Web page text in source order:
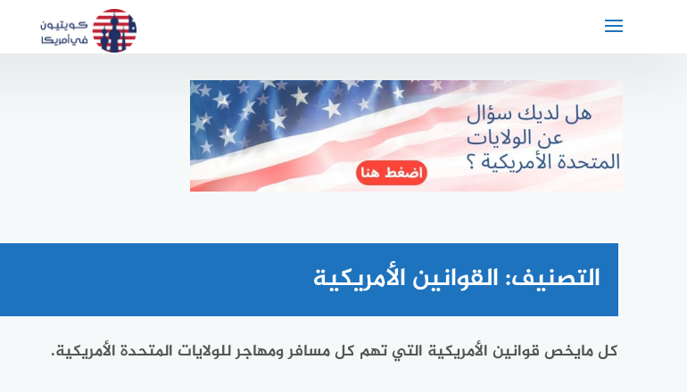
التصنيف:القوانين الأمريكية
كل مايخص قوانين الأمريكية التي تهم كل مسافر ومهاجر للولايات المتحدة الأمريكية.